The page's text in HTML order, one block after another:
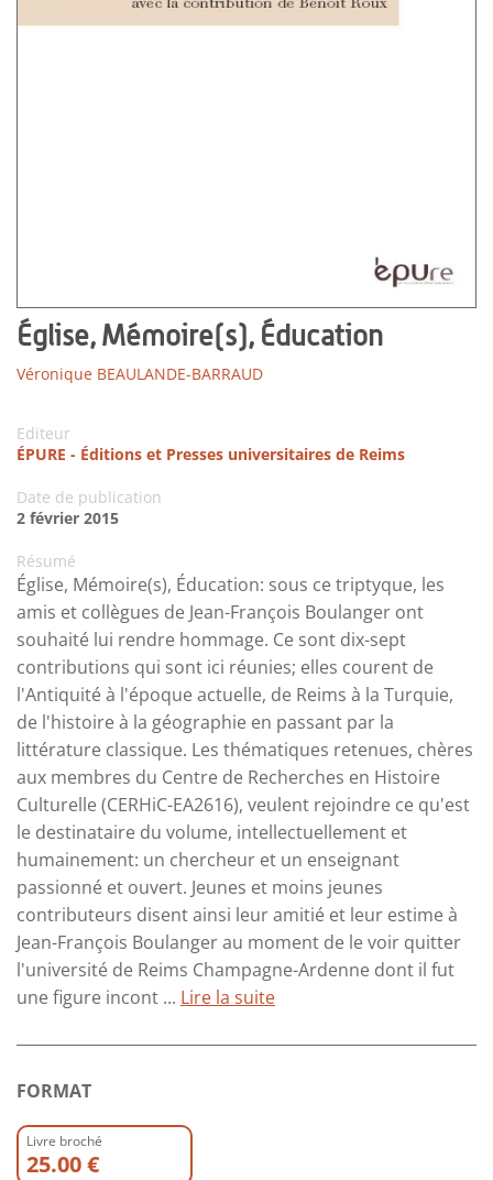
Église, Mémoire(s), Éducation
Véronique BEAULANDE-BARRAUD
Editeur
ÉPURE - Éditions et Presses universitaires de Reims
Date de publication
2 février 2015
Résumé
Église, Mémoire(s), Éducation: sous ce triptyque, les
amis et collègues de Jean-François Boulanger ont
souhaité lui rendre hommage. Ce sont dix-sept
contributions qui sont ici réunies; elles courent de
l'Antiquité à l'époque actuelle, de Reims à la Turquie,
de l'histoire à la géographie en passant par la
littérature classique. Les thématiques retenues, chères
aux membres du Centre de Recherches en Histoire
Culturelle (CERHiC-EA2616), veulent rejoindre ce qu'est
le destinataire du volume, intellectuellement et
humainement: un chercheur et un enseignant
passionné et ouvert. Jeunes et moins jeunes
contributeurs disent ainsi leur amitié et leur estime à
Jean-François Boulanger au moment de le voir quitter
l'université de Reims Champagne-Ardenne dont il fut
une figure incont ... Lire la suite
FORMAT
Livre broché
25.00 €